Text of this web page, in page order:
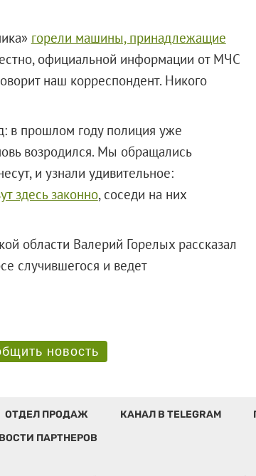
горели машины, принадлежащие
официальной информации от МЧС
наш корреспондент. Никого
в прошлом году полиция уже
возродился. Мы обращались
и узнали удивительное:
здесь законно, соседи на них
области Валерий Горелых рассказал
случившегося и ведет
новость
ОТДЕЛ ПРОДАЖ КАНАЛ В TELEGRAM
ПАРТНЕРОВ